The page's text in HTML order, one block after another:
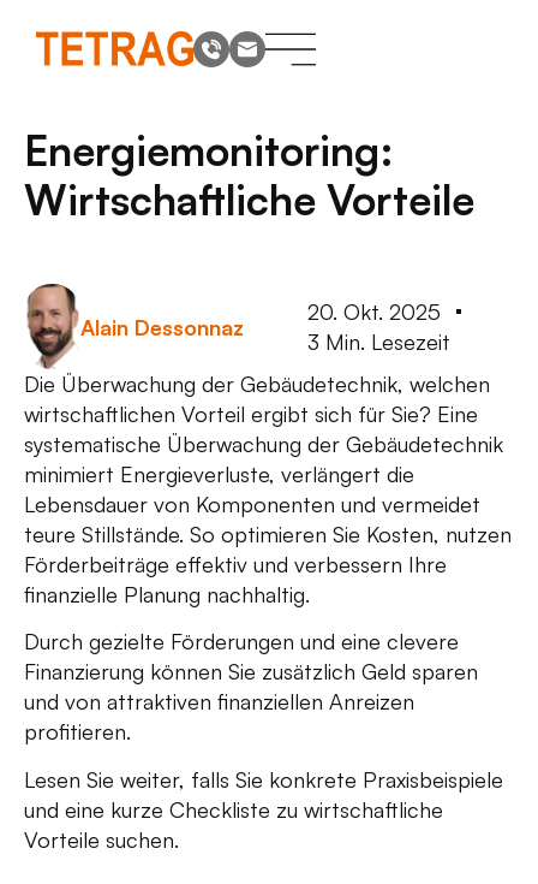
Energiemonitoring:
Wirtschaftliche Vorteile
Alain Dessonnaz
20. Okt. 2025
3 Min. Lesezeit
Die Überwachung der Gebäudetechnik, welchen
wirtschaftlichen Vorteil ergibt sich für Sie? Eine
systematische Überwachung der Gebäudetechnik
minimiert Energieverluste, verlängert die
Lebensdauer von Komponenten und vermeidet
teure Stillstände. So optimieren Sie Kosten, nutzen
Förderbeiträge effektiv und verbessern Ihre
finanzielle Planung nachhaltig.
Durch gezielte Förderungen und eine clevere
Finanzierung können Sie zusätzlich Geld sparen
und von attraktiven finanziellen Anreizen
profitieren.
Lesen Sie weiter, falls Sie konkrete Praxisbeispiele
und eine kurze Checkliste zu wirtschaftliche
Vorteile suchen.